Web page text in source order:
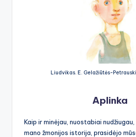
Liudvikas. E. Gelažiūtės-
Aplinka
Kaip ir minėjau, nuostabiai
mano žmonijos istorija, prasidėjo